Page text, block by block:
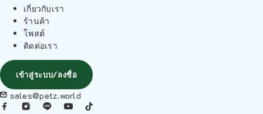
เกี่ยวกับเรา
ร้านค้า
โพสต์
ติดต่อเรา
เข้าสู่ระบบ/ลงชื่อ
sales@petz.world